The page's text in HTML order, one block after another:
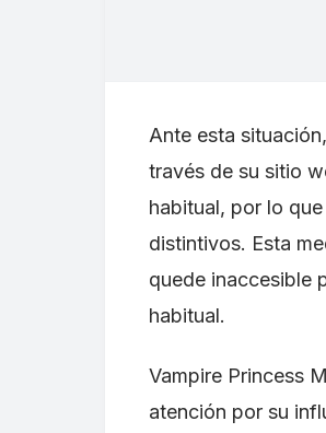
Ante esta
través de su sitio
habitual, por lo
distintivos. Esta
quede inaccesible
habitual.
Vampire Princess
atención por su